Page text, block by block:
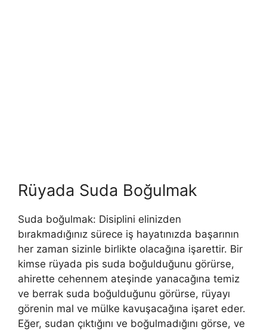
Rüyada Suda Boğulmak
Suda boğul­mak: Disiplini elinizden
bırakmadığınız sürece iş hayatınızda başarının
her zaman sizinle birlikte olacağına işarettir. Bir
kimse rüyada pis suda boğulduğunu görürse,
ahirette cehennem ateşinde yana­cağına temiz
ve berrak suda boğulduğunu görürse, rüyayı
görenin mal ve mülke kavuşacağına işaret eder.
Eğer, sudan çıktığını ve boğulmadığını görse, ve